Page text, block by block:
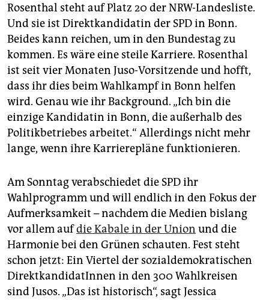
Rosenthal steht auf Platz 20 der NRW-Landesliste.
Und sie ist Direktkandidatin der SPD in Bonn.
Beides kann reichen, um in den Bundestag zu
kommen. Es wäre eine steile Karriere. Rosenthal
ist seit vier Monaten Juso-Vorsitzende und hofft,
dass ihr dies beim Wahlkampf in Bonn helfen
wird. Genau wie ihr Background. „Ich bin die
einzige Kandidatin in Bonn, die außerhalb des
Politikbetriebes arbeitet.“ Allerdings nicht mehr
lange, wenn ihre Karrierepläne funktionieren.
Am Sonntag verabschiedet die SPD ihr
Wahlprogramm und will endlich in den Fokus der
Aufmerksamkeit – nachdem die Medien bislang
vor allem aufdie Kabale in der Union und die
Harmonie bei den Grünen schauten. Fest steht
schon jetzt: Ein Viertel der sozialdemokratischen
DirektkandidatInnen in den 300 Wahlkreisen
sind Jusos. „Das ist historisch“, sagt Jessica